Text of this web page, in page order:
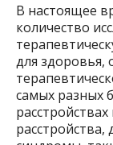
В настоящее
количество
для здоровья,
самых разных
расстройства,